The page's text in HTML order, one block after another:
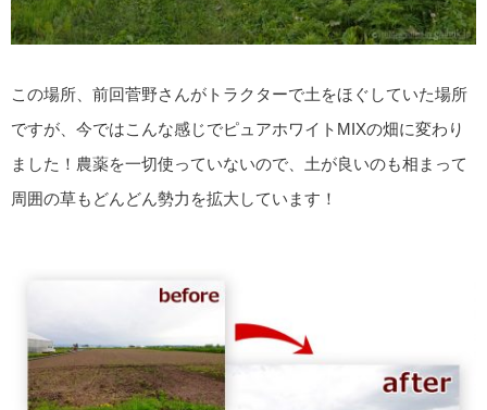
この場所、前回菅野さんがトラクターで土をほぐしていた場所
ですが、今ではこんな感じでピュアホワイトMIXの畑に変わり
ました！農薬を一切使っていないので、土が良いのも相まって
周囲の草もどんどん勢力を拡大しています！